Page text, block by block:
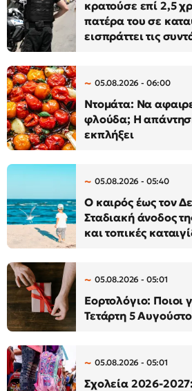
κρατούσε επί 2,5
πατέρα του σε
εισπράττει τις
05.08.2026 - 06:00
Ντομάτα: Να
φλούδα; Η
εκπλήξει
05.08.2026 - 05:40
Ο καιρός έως τον
Σταδιακή άνοδος
και τοπικές
05.08.2026 - 05:01
Εορτολόγιο: Ποιοι
Τετάρτη 5
05.08.2026 - 05:01
Σχολεία 2026-